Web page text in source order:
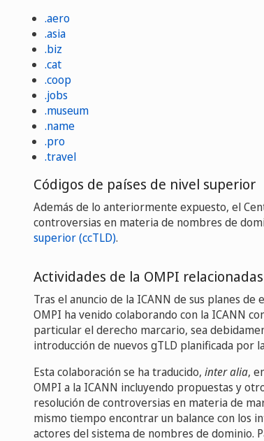
.aero
.asia
.biz
.cat
.coop
.jobs
.museum
.name
.pro
.travel
Códigos de países de nivel superior
Además de lo anteriormente expuesto, el
controversias en materia de nombres de
superior (ccTLD).
Actividades de la OMPI
Tras el anuncio de la ICANN de sus planes
OMPI ha venido colaborando con la ICANN
particular el derecho marcario, sea
introducción de nuevos gTLD planificada por
Esta colaboración se ha traducido, inter alia,
OMPI a la ICANN incluyendo propuestas y
resolución de controversias en materia de
mismo tiempo encontrar un balance con los
actores del sistema de nombres de dominio.